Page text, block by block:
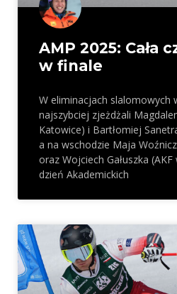
AMP 2025: Cała
w finale
W eliminacjach slalomowych
najszybciej zjeżdżali
Katowice) i Bartłomiej
a na wschodzie Maja
oraz Wojciech Gałuszka
dzień Akademickich